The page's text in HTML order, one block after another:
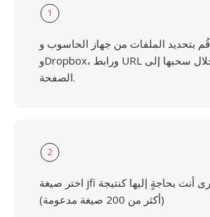
1
قُم بتحديد الملفات من جهاز الحاسوب وGoogle Drive
وDropbox، ورابط URL أو من خلال سحبها إلى
الصفحة.
2
اختر صيغة jfi أو أية صيغة أخرى أنت بحاجةٍ إليها كنتيجة
(أكثر من 200 صيغة مدعومة)